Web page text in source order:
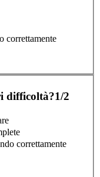
correttamente
difficoltà?1/2
correttamente